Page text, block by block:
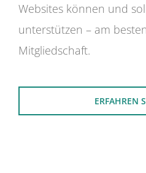
Websites können und
unterstützen – am
Mitgliedschaft.
ERFAHREN